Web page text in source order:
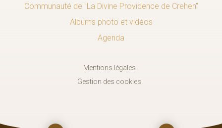
Communauté de "La Divine Providence de Crehen"
Albums photo et vidéos
Agenda
Mentions légales
Gestion des cookies